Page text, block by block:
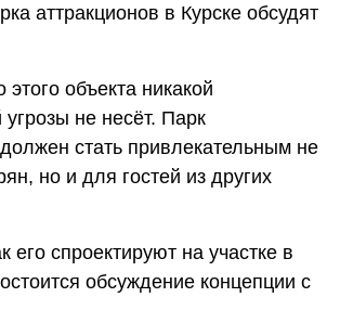
аттракционов в Курске обсудят
этого объекта никакой
угрозы не несëт. Парк
стать привлекательным не
но и для гостей из других
его спроектируют на участке в
обсуждение концепции с